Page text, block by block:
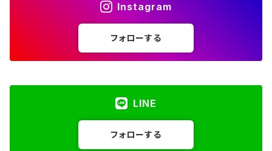
Instagram
フォローする
LINE
フォローする